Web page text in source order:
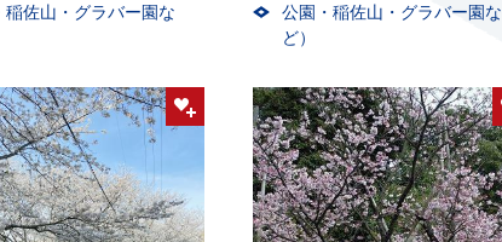
稲佐山・グラバー園な
公園・稲佐山・グラバー園な
ど）